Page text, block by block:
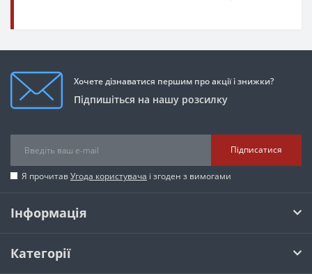
Хочете дізнаватися першим про акції і знижки?
Підпишіться на нашу розсилку
Підписатися
Я прочитавУгода користувача і згоден з вимогами
Інформація
Категорії